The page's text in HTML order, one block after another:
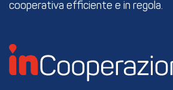
cooperativa efficiente e in regola.